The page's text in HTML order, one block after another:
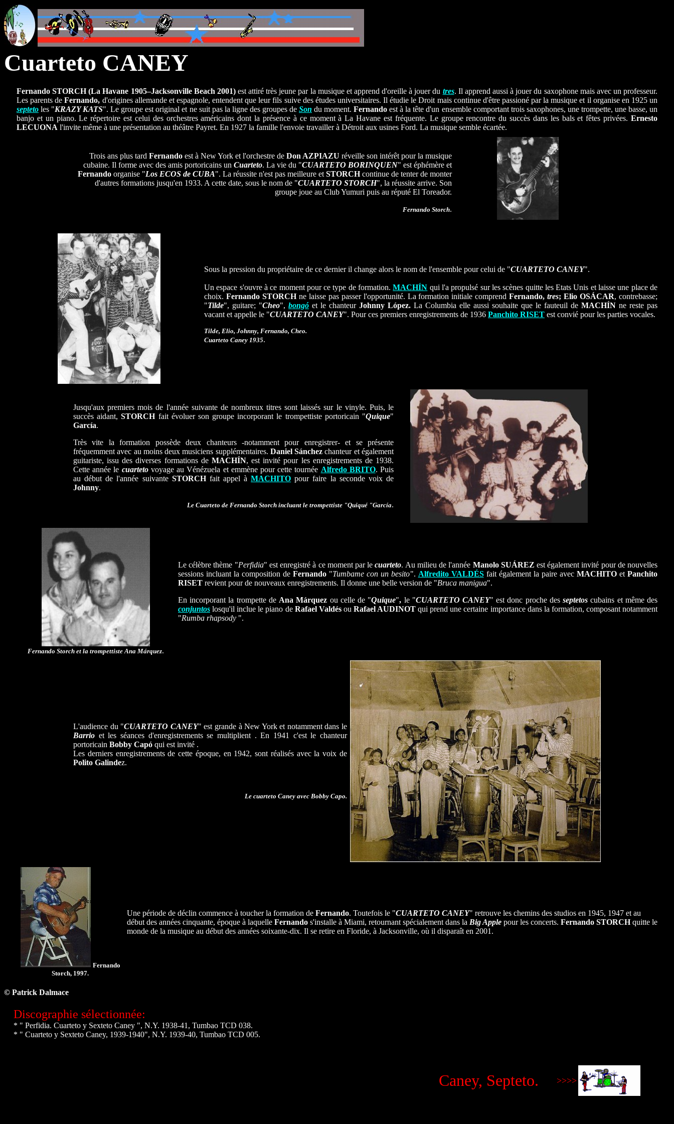
Cuarteto CANEY
Fernando STORCH (La Havane 1905–Jacksonville Beach 2001)est attiré très jeune par la musique et apprend d'oreille à jouer du tres. Il apprend aussi à jouer du saxophone mais avec un professeur.
Les parents deFernando, d'origines allemande et espagnole, entendent que leur fils suive des études universitaires. Il étudie le Droit mais continue d'être passioné par la musique et il organise en 1925 un
septeto les "KRAZY KATS". Le groupe est original et ne suit pas la ligne des groupes deSon du moment.Fernando est à la tête d'un ensemble comportant trois saxophones, une trompette, une basse, un
banjo et un piano. Le répertoire est celui des orchestres américains dont la présence à ce moment à La Havane est fréquente. Le groupe rencontre du succès dans les bals et fêtes privées. Ernesto
LECUONA l'invite même à une présentation au théâtre Payret. En 1927 la famille l'envoie travailler à Détroit aux usines Ford. La musique semble écartée.
Trois ans plus tard Fernando est à New York et l'orchestre de Don AZPIAZU réveille son intérêt pour la musique
cubaine. Il forme avec des amis portoricains un Cuarteto. La vie du "CUARTETO BORINQUEN" est éphémère et
Fernando organise "Los ECOS de CUBA". La réussite n'est pas meilleure et STORCHcontinue de tenter de monter
d'autres formations jusqu'en 1933. A cette date, sous le nom de "CUARTETO STORCH", la réussite arrive. Son
groupe joue au Club Yumuri puis au réputé El Toreador.
Fernando Storch.
Sous la pression du propriétaire de ce dernier il change alors le nom de l'ensemble pour celui de "CUARTETO CANEY".
Un espace s'ouvre à ce moment pour ce type de formation.MACHÍN qui l'a propulsé sur les scènes quitte les Etats Unis et laisse une place de
choix. Fernando STORCHne laisse pas passer l'opportunité. La formation initiale comprendFernando,tres; Elio OSÁCAR, contrebasse;
"Tilde", guitare; "Cheo", bongó et le chanteur Johnny López. La Columbia elle aussi souhaite que le fauteuil de MACHÍN ne reste pas
vacant et appelle le "CUARTETO CANEY". Pour ces premiers enregistrements de 1936 Panchito RISET est convié pour les parties vocales.
Tilde, Elio, Johnny, Fernando, Cheo.
Cuarteto Caney 1935.
Jusqu'aux premiers mois de l'année suivante de nombreux titres sont laissés sur le vinyle. Puis, le
succès aidant,STORCHfait évoluer son groupe incorporant le trompettisteportoricain "Quique"
García.
Très vite la formation possède deux chanteurs -notamment pour enregistrer- et se présente
fréquemment avec au moins deux musiciens supplémentaires. Daniel Sánchez chanteur et également
guitariste, issu des diverses formations de MACHÍN, est invité pour les enregistrements de 1938.
Cette année le cuartetovoyage au Vénézuela et emmène pour cette tournée Alfredo BRITO. Puis
au début de l'année suivante STORCHfait appel àMACHITO pour faire la seconde voix de
Johnny.
Le Cuarteto de Fernando Storch incluant le trompettiste "Quiqué "García.
Fernando Storch et la trompettiste Ana Márquez.
Le célèbre thème "Perfidia" est enregistré à ce moment par lecuarteto. Au milieu de l'année Manolo SUÁREZ est également invité pour de nouvelles
sessions incluant la composition deFernando "Tumbame con un besito". Alfredito VALDÉSfait également la paire avec MACHITOet Panchito
RISET revient pour de nouveaux enregistrements. Il donne une belle version de "Bruca manigua".
En incorporant la trompette de Ana Márquez ou celle de "Quique", le "CUARTETO CANEY" est donc proche desseptetos cubains et même des
conjuntos losqu'il inclue le piano de Rafael Valdésou Rafael AUDINOTqui prend une certaine importance dans la formation, composant notamment
"Rumba rhapsody ".
L'audience du "CUARTETO CANEY" est grande à New York et notamment dans le
Barrio et les séances d'enregistrements se multiplient . En 1941 c'est le chanteur
portoricain Bobby Capó qui est invité .
Les derniers enregistrements de cette époque, en 1942, sont réalisés avec la voix de
Polito Galindez.
Le cuarteto Caney avec Bobby Capo.
Fernando
Storch, 1997.
Une période de déclin commence à toucher la formation de Fernando. Toutefois le "CUARTETO CANEY" retrouve les chemins des studios en 1945, 1947 et au
début des années cinquante, époque à laquelle Fernando s'installe à Miami, retournant spécialement dans la Big Apple pour les concerts. Fernando STORCHquitte le
monde de la musique au début des années soixante-dix. Il se retire en Floride, à Jacksonville, où il disparaît en 2001.
© Patrick Dalmace
Discographie sélectionnée:
* " Perfidia. Cuarteto y Sexteto Caney ", N.Y. 1938-41, Tumbao TCD 038.
* " Cuarteto y Sexteto Caney, 1939-1940", N.Y. 1939-40, Tumbao TCD 005.
Caney, Septeto. >>>>